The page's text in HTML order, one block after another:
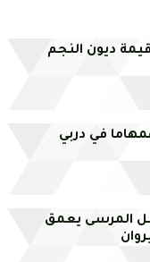
ديون النجم
في دربي
المرسى يعمق